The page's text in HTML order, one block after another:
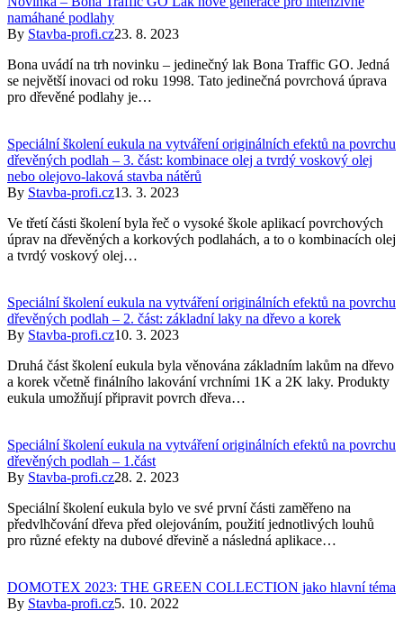
namáhané podlahy
By Stavba-profi.cz23. 8. 2023
Bona uvádí na trh novinku – jedinečný lak Bona Traffic GO. Jedná
se největší inovaci od roku 1998. Tato jedinečná povrchová úprava
pro dřevěné podlahy je…
Speciální školení eukula na vytváření originálních efektů na povrchu
dřevěných podlah – 3. část: kombinace olej a tvrdý voskový olej
nebo olejovo-laková stavba nátěrů
By Stavba-profi.cz13. 3. 2023
Ve třetí části školení byla řeč o vysoké škole aplikací povrchových
úprav na dřevěných a korkových podlahách, a to o kombinacích olej
a tvrdý voskový olej…
Speciální školení eukula na vytváření originálních efektů na povrchu
dřevěných podlah – 2. část: základní laky na dřevo a korek
By Stavba-profi.cz10. 3. 2023
Druhá část školení eukula byla věnována základním lakům na dřevo
a korek včetně finálního lakování vrchními 1K a 2K laky. Produkty
eukula umožňují připravit povrch dřeva…
Speciální školení eukula na vytváření originálních efektů na povrchu
dřevěných podlah – 1.část
By Stavba-profi.cz28. 2. 2023
Speciální školení eukula bylo ve své první části zaměřeno na
předvlhčování dřeva před olejováním, použití jednotlivých louhů
pro různé efekty na dubové dřevině a následná aplikace…
DOMOTEX 2023: THE GREEN COLLECTION jako hlavní téma
By Stavba-profi.cz5. 10. 2022